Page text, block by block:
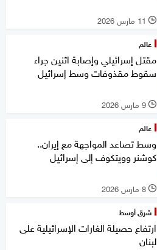
l 11 مارس 2026
عالم
مقتل إسرائيلي وإصابة اثنين جراء
سقوط مقذوفات وسط إسرائيل
l 9 مارس 2026
عالم
وسط تصاعد المواجهة مع إيران..
كوشنر وويتكوف إلى إسرائيل
l 8 مارس 2026
شرق أوسط
ارتفاع حصيلة الغارات الإسرائيلية على
لبنان